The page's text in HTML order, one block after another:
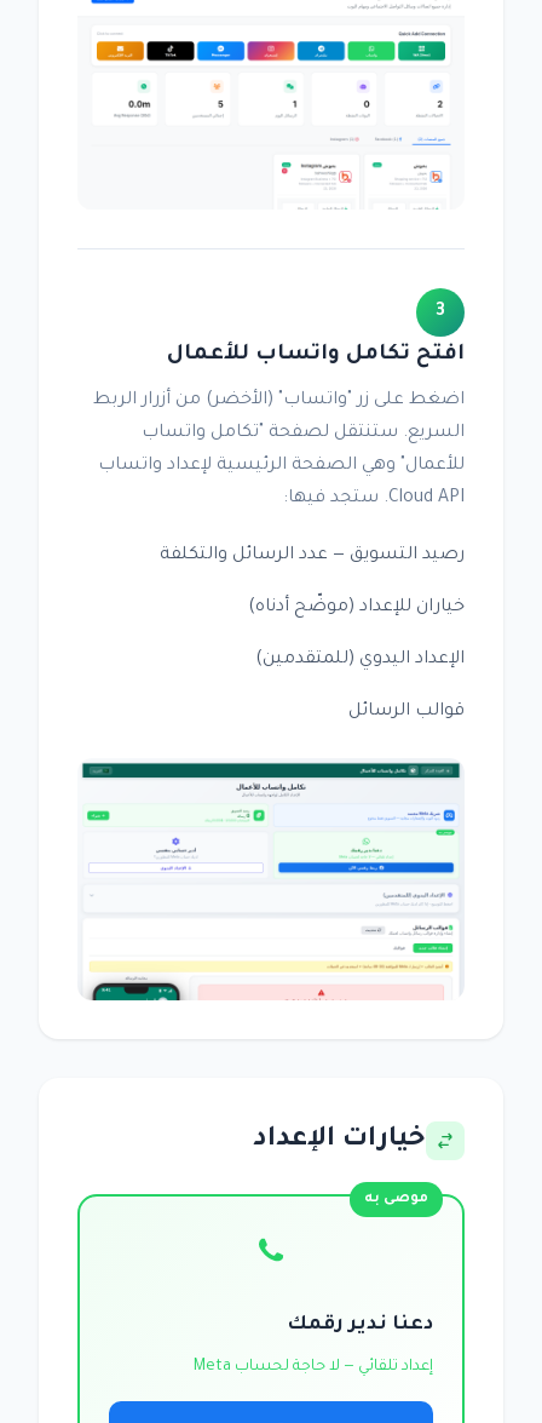
3
افتح تكامل واتساب للأعمال
اضغط على زر "واتساب" (الأخضر) من أزرار الربط
السريع. ستنتقل لصفحة "تكامل واتساب
للأعمال" وهي الصفحة الرئيسية لإعداد واتساب
Cloud API. ستجد فيها:
رصيد التسويق — عدد الرسائل والتكلفة
خياران للإعداد (موضّح أدناه)
الإعداد اليدوي (للمتقدمين)
قوالب الرسائل
خيارات الإعداد
موصى به
دعنا ندير رقمك
إعداد تلقائي — لا حاجة لحساب Meta